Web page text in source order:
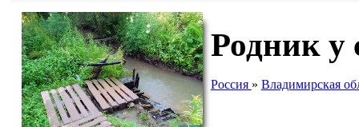
Родник у
Россия » Владимирская